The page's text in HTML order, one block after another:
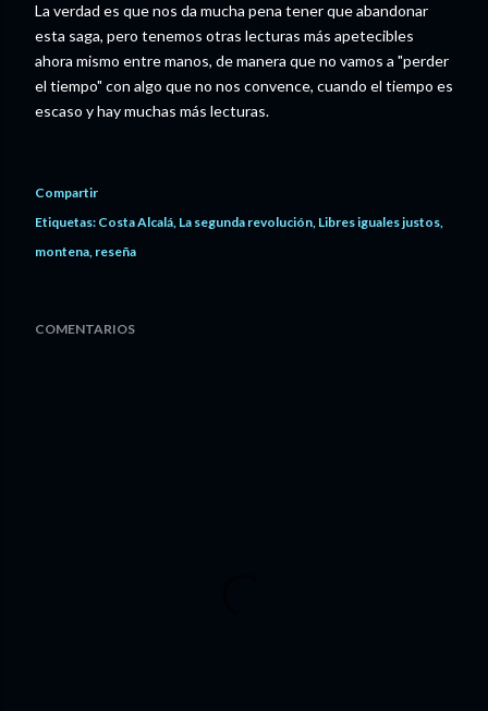
La verdad es que nos da mucha pena tener que abandonar
esta saga, pero tenemos otras lecturas más apetecibles
ahora mismo entre manos, de manera que no vamos a "perder
el tiempo" con algo que no nos convence, cuando el tiempo es
escaso y hay muchas más lecturas.
Compartir
Etiquetas: Costa Alcalá La segunda revolución Libres iguales justos
montena reseña
COMENTARIOS